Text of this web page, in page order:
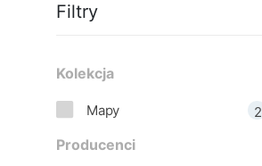
Filtry
Kolekcja
Mapy
2
Producenci